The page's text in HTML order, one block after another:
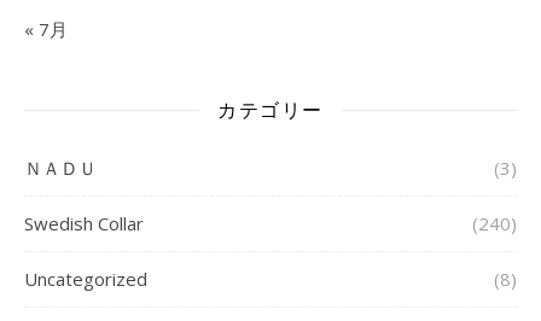
« 7月
カテゴリー
ＮＡＤＵ (3)
Swedish Collar (240)
Uncategorized (8)